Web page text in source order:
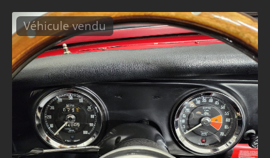
Véhicule vendu